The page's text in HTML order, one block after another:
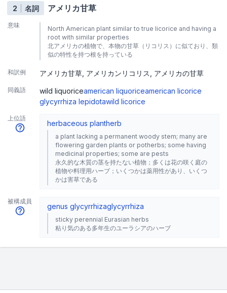
2 名詞 アメリカ甘草
意味
North American plant similar to true licorice and having a
root with similar properties
北アメリカの植物で、本物の甘草（リコリス）に似ており、類
似の特性を持つ根を持っている
和訳例 アメリカ甘草 アメリカンリコリス アメリカの甘草
同義語 wild liquoriceamerican liquoriceamerican licorice
glycyrrhiza lepidotawild licorice
上位語
herbaceous plantherb
a plant lacking a permanent woody stem; many are
flowering garden plants or potherbs; some having
medicinal properties; some are pests
永久的な木質の茎を持たない植物；多くは花の咲く庭の
植物や料理用ハーブ；いくつかは薬用性があり、いくつ
かは害草である
被構成員
genus glycyrrhizaglycyrrhiza
sticky perennial Eurasian herbs
粘り気のある多年生のユーラシアのハーブ